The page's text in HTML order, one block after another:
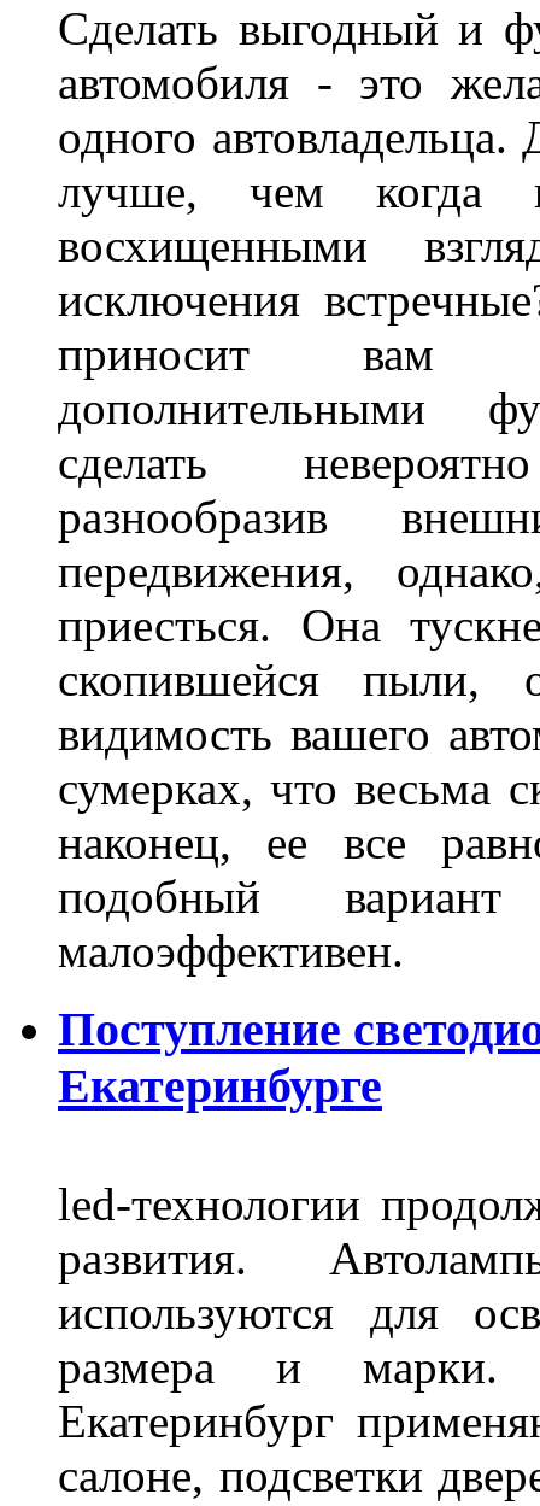
Сделать выгодный и
автомобиля - это
одного
лучше, чем когда
восхищенными
исключения
приносит вам
дополнительными
сделать
разнообразив
передвижения,
приесться. Она
скопившейся пыли,
видимость вашего
сумерках, что весьма
наконец, ее все
подобный
малоэффективен.
Поступление
Екатеринбурге
led-технологии
развития.
используются для
размера и марки.
Екатеринбург
салоне, подсветки